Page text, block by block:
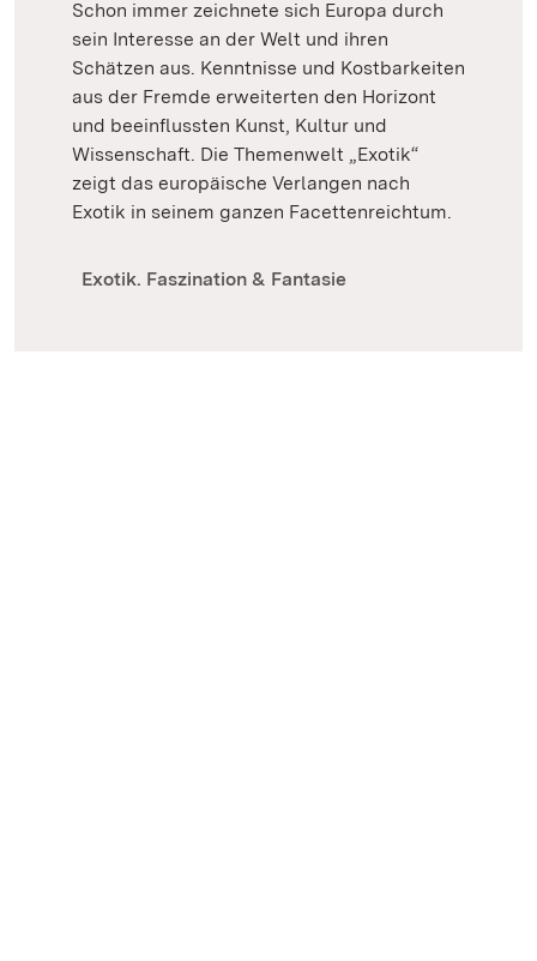
Schon immer zeichnete sich Europa durch
sein Interesse an der Welt und ihren
Schätzen aus. Kenntnisse und Kostbarkeiten
aus der Fremde erweiterten den Horizont
und beeinflussten Kunst, Kultur und
Wissenschaft. Die Themenwelt „Exotik“
zeigt das europäische Verlangen nach
Exotik in seinem ganzen Facettenreichtum.
Exotik. Faszination & Fantasie